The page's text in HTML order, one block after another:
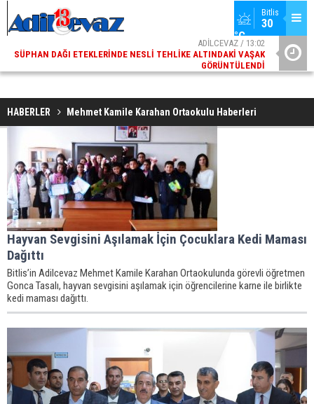
Bitlis
30
°C
ADİLCEVAZ / 13:02
SÜPHAN DAĞI ETEKLERINDE NESLI TEHLIKE ALTINDAKI VAŞAK
GÖRÜNTÜLENDI
HABERLER Mehmet Kamile Karahan Ortaokulu Haberleri
Hayvan Sevgisini Aşılamak İçin Çocuklara Kedi Maması
Dağıttı
Bitlis’in Adilcevaz Mehmet Kamile Karahan Ortaokulunda görevli öğretmen
Gonca Tasalı, hayvan sevgisini aşılamak için öğrencilerine karne ile birlikte
kedi maması dağıttı.